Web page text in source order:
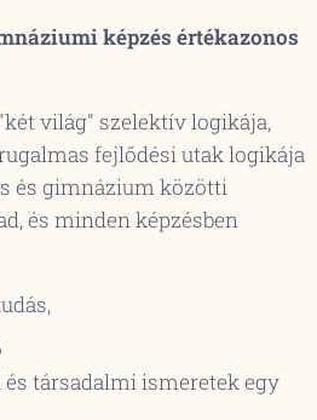
képzés értékazonos
világ" szelektív logikája,
fejlődési utaklogikája
és gimnázium közötti
és minden képzésben
és társadalmi ismeretek egy